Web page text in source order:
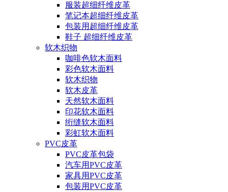
服装超细纤维皮革
笔记本超细纤维皮革
包装用超细纤维皮革
鞋子 超细纤维皮革
软木织物
咖啡色软木面料
彩色软木面料
软木织物
软木皮革
天然软木面料
印花软木面料
绗缝软木面料
彩虹软木面料
PVC皮革
PVC皮革包袋
汽车用PVC皮革
家具用PVC皮革
包装用PVC皮革